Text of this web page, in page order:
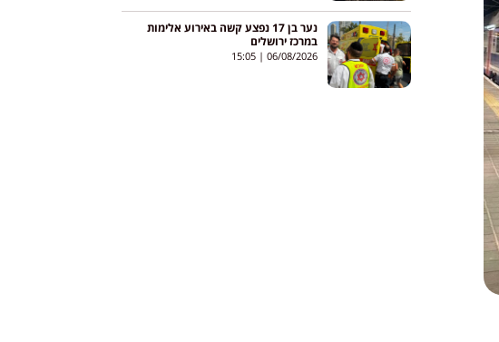
נער בן 17 נפצע קשה באירוע אלימות
במרכז ירושלים
06/08/2026
15:05